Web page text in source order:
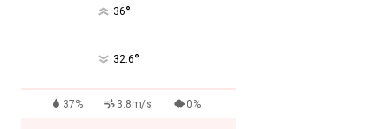
36°
32.6°
37% 3.8m/s 0%